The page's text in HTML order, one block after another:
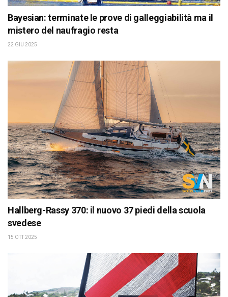
Bayesian: terminate le prove di galleggiabilità ma il
mistero del naufragio resta
22 GIU 2025
Hallberg-Rassy 370: il nuovo 37 piedi della scuola
svedese
15 OTT 2025